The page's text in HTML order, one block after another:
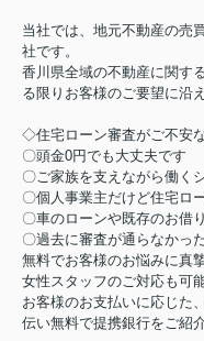
当社では、地元不動産の売
社です。
香川県全域の不動産に関す
る限りお客様のご要望に沿
◇住宅ローン審査がご不安
〇頭金0円でも大丈夫です
〇ご家族を支えながら働く
〇個人事業主だけど住宅ロ
〇車のローンや既存のお借
〇過去に審査が通らなかっ
無料でお客様のお悩みに真
女性スタッフのご対応も可能
お客様のお支払いに応じた
伝い無料で提携銀行をご紹